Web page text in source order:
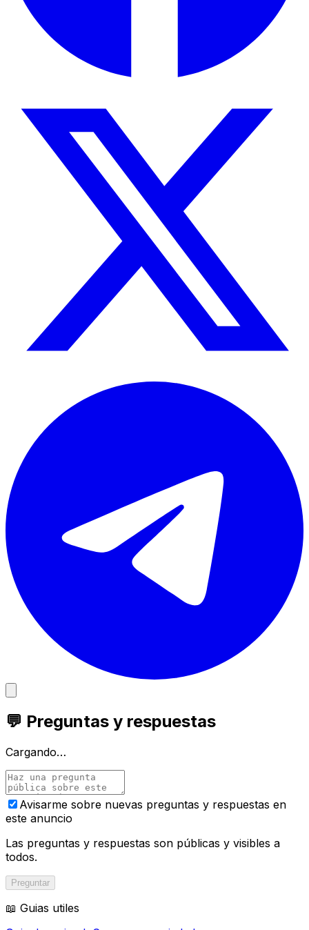
💬 Preguntas y respuestas
Cargando…
Avisarme sobre nuevas preguntas y respuestas en
este anuncio
Las preguntas y respuestas son públicas y visibles a
todos.
Preguntar
📖 Guias utiles